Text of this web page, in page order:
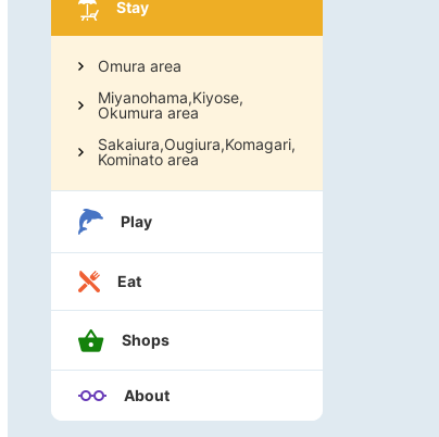
Stay
Omura area
Miyanohama,Kiyose,
Okumura area
Sakaiura,Ougiura,Komagari,
Kominato area
Play
Eat
Shops
About